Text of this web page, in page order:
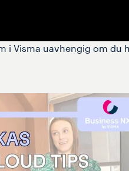
i Visma uavhengig om du